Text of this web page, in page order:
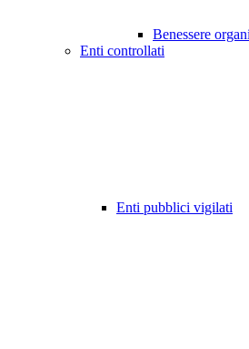
Benessere
Enti controllati
Enti pubblici vigilati